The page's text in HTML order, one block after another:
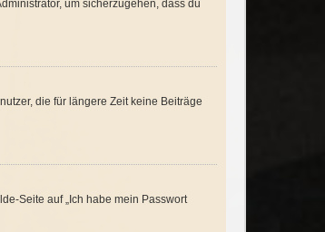
um sicherzugehen, dass du
die für längere Zeit keine Beiträge
Seite auf „Ich habe mein Passwort